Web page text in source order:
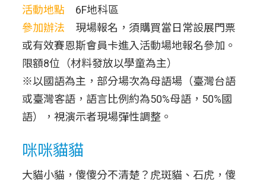
活動地點 6F地科區
參加辦法 現場報名，須購買當日常設展門票
或有效賽恩斯會員卡進入活動場地報名參加。
限額8位（材料發放以學童為主）
※以國語為主，部分場次為母語場（臺灣台語
或臺灣客語，語言比例約為50%母語，50%國
語），視演示者現場彈性調整。
咪咪貓貓
大貓小貓，傻傻分不清楚？虎斑貓、石虎，傻